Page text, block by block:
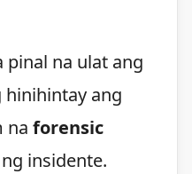
pinal na ulat ang
ang
na forensic
insidente.